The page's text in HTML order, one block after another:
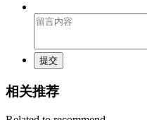
提交
相关推荐